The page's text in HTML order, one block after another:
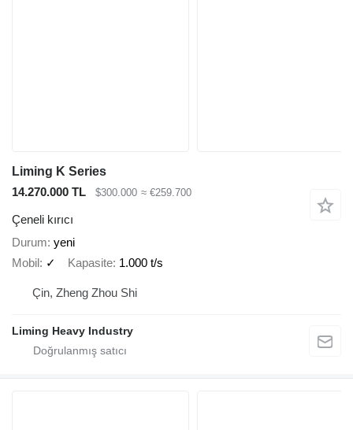
Liming K Series
14.270.000 TL
$300.000 ≈ €259.700
Çeneli kırıcı
Durum yeni
Mobil ✓ Kapasite 1.000 t/s
Çin, Zheng Zhou Shi
Liming Heavy Industry